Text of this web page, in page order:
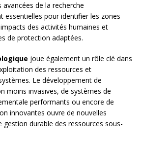
avancées de la recherche
essentielles pour identifier les zones
des activités humaines et
de protection adaptées.
joue également un rôle clé dans
des ressources et
Le développement de
moins invasives, de systèmes de
performants ou encore de
innovantes ouvre de nouvelles
gestion durable des ressources sous-